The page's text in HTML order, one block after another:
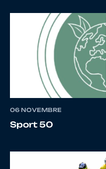
13 10109851975
10146063489
06 NOVEMBRE
Sport 50